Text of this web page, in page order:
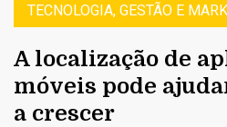
TECNOLOGIA, GESTÃO E
A localização de
móveis pode
a crescer